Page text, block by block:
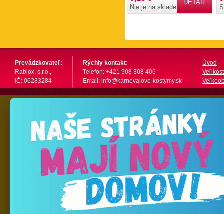
DETAIL
Nie je na sklade
Prevádzkovateľ:
Rablox, s.r.o.,
IČ: 06283284
Rýchly kontakt:
Telefon: +421 908 308 406
Email: info@karnevalove-kostymy.sk
Úvod